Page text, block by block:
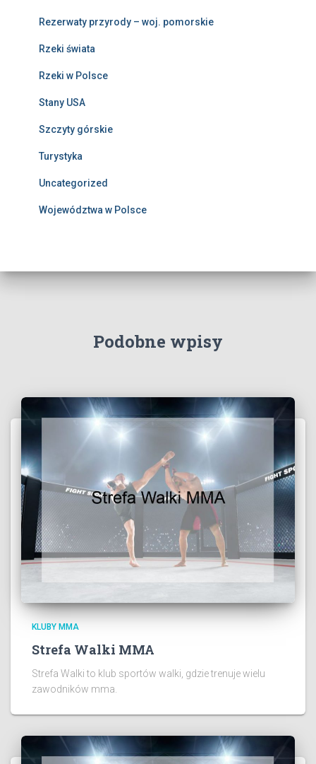
Rezerwaty przyrody – woj. pomorskie
Rzeki świata
Rzeki w Polsce
Stany USA
Szczyty górskie
Turystyka
Uncategorized
Województwa w Polsce
Podobne wpisy
KLUBY MMA
Strefa Walki MMA
Strefa Walki to klub sportów walki, gdzie trenuje wielu
zawodników mma.